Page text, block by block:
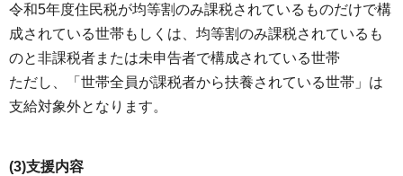
令和5年度住民税が均等割のみ課税されているものだけで構
成されている世帯もしくは、均等割のみ課税されているも
のと非課税者または未申告者で構成されている世帯
ただし、「世帯全員が課税者から扶養されている世帯」は
支給対象外となります。
(3)支援内容